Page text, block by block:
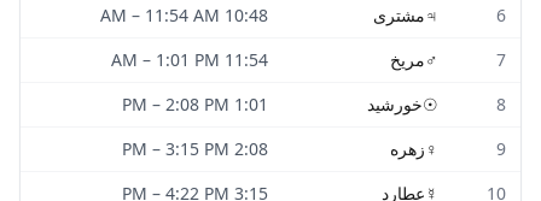
6
♃مشتری 10:48 AM
– 11:54 AM
7
♂مریخ 11:54 AM
– 1:01 PM
8
☉خورشید 1:01 PM
– 2:08 PM
9
♀ زهره 2:08 PM
– 3:15 PM
10
☿ عطارد 3:15 PM
– 4:22 PM